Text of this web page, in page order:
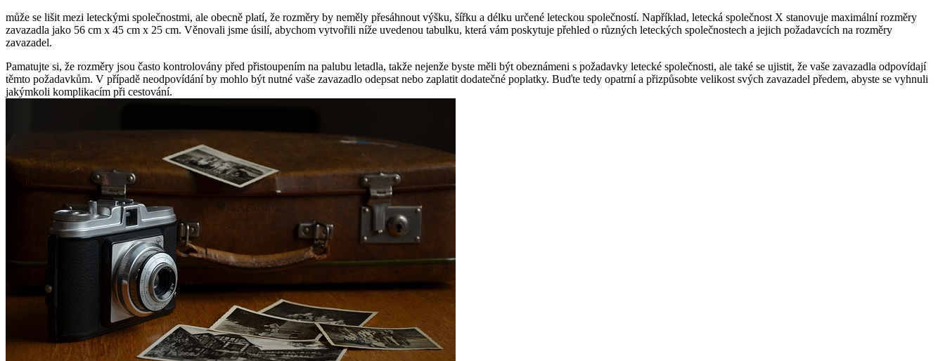
může se lišit mezi leteckými společnostmi, ale obecně platí, že rozměry by neměly přesáhnout výšku, šířku a délku určené leteckou společností. Například, letecká společnost X stanovuje maximální rozměry
zavazadla jako 56 cm x 45 cm x 25 cm. Věnovali jsme úsilí, abychom vytvořili níže uvedenou tabulku, která vám poskytuje přehled o různých leteckých společnostech a jejich požadavcích na rozměry
zavazadel.
Pamatujte si, že rozměry jsou často kontrolovány před přistoupením na palubu letadla, takže nejenže byste měli být obeznámeni s požadavky letecké společnosti, ale také se ujistit, že vaše zavazadla odpovídají
těmto požadavkům. V případě neodpovídání by mohlo být nutné vaše zavazadlo odepsat nebo zaplatit dodatečné poplatky. Buďte tedy opatrní a přizpůsobte velikost svých zavazadel předem, abyste se vyhnuli
jakýmkoli komplikacím při cestování.